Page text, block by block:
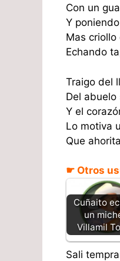
Con un
Y
Mas criollo
Echando
Traigo del
Del abuelo
Y el
Lo motiva
Que
☛ Otros
Cuñaito
un
Villamil
Sali